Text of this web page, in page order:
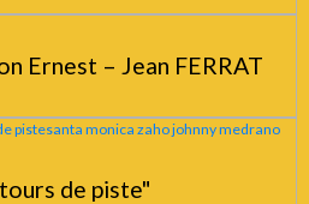
Ernest – Jean FERRAT
de piste"